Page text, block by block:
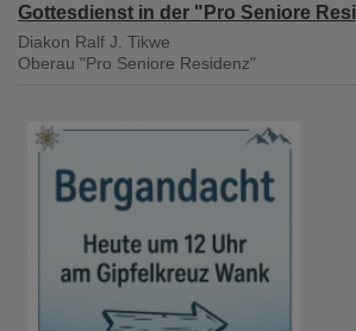
Gottesdienst in der "Pro Seniore
Diakon Ralf J. Tikwe
Oberau "Pro Seniore Residenz"